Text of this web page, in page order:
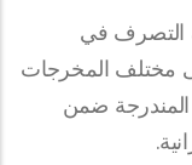
التصرف في
مختلف المخرجات
المندرجة ضمن